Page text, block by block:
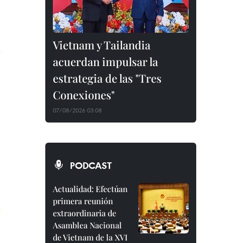
Vietnam y Tailandia
acuerdan impulsar la
estrategia de las "Tres
Conexiones"
07/08/2026 03:08
PODCAST
Actualidad: Efectúan
primera reunión
extraordinaria de
Asamblea Nacional
de Vietnam de la XVI